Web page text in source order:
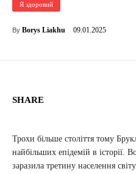
Я здоровий
By Borys Liakhu 09.01.2025
SHARE
Трохи більше століття тому
найбільших епідемій в історії.
заразила третину населення